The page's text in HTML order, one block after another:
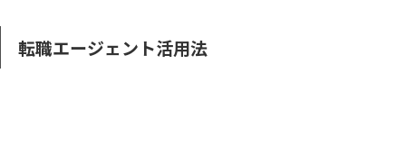
転職エージェント活用法